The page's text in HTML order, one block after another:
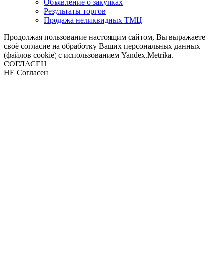
Объявление о закупках
Результаты торгов
Продажа неликвидных ТМЦ
Продолжая пользование настоящим сайтом, Вы выражаете
своё согласие на обработку Ваших персональных данных
(файлов cookie) с использованием Yandex.Metrika.
СОГЛАСЕН
НЕ Согласен